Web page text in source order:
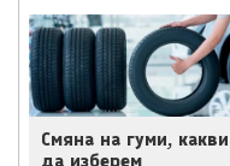
Смяна на гуми, какви
да изберем